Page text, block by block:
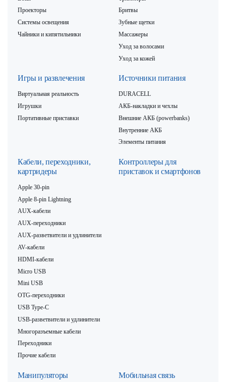
Проекторы
Системы освещения
Чайники и кипятильники
Бритвы
Зубные щетки
Массажеры
Уход за волосами
Уход за кожей
Игры и развлечения
Виртуальная реальность
Игрушки
Портативные приставки
Источники питания
DURACELL
АКБ-накладки и чехлы
Внешние АКБ (powerbanks)
Внутренние АКБ
Элементы питания
Кабели, переходники,
картридеры
Apple 30-pin
Apple 8-pin Lightning
AUX-кабели
AUX-переходники
AUX-разветвители и удлинители
AV-кабели
HDMI-кабели
Micro USB
Mini USB
OTG-переходники
USB Type-C
USB-разветвители и удлинители
Многоразъемные кабели
Переходники
Прочие кабели
Контроллеры для
приставок и смартфонов
Манипуляторы Мобильная связь